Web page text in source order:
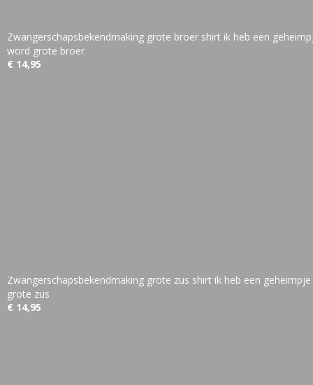
Zwangerschapsbekendmaking grote broer shirt ik heb een
word grote broer
€ 14,95
Zwangerschapsbekendmaking grote zus shirt ik heb een
grote zus
€ 14,95